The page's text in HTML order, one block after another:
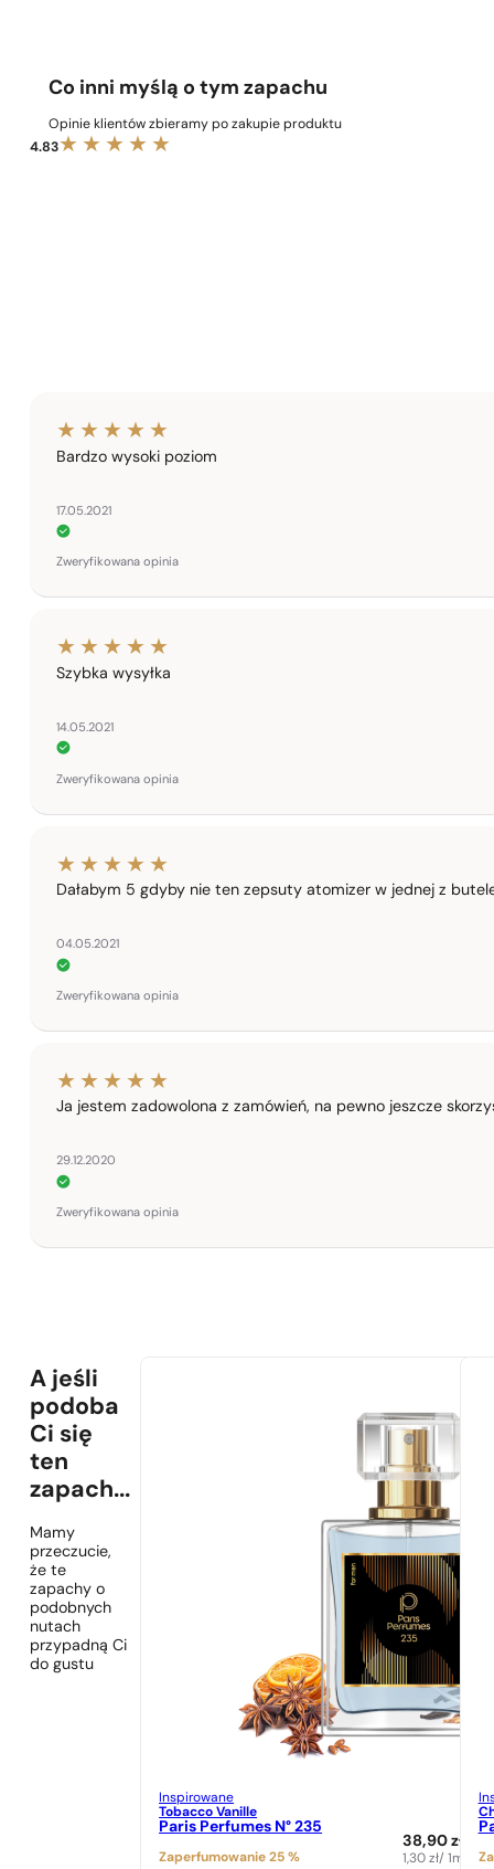
Co inni myślą o tym zapachu
Opinie klientów zbieramy po zakupie produktu
4.83
Bardzo wysoki poziom
17.05.2021
Zweryfikowana opinia
Szybka wysyłka
14.05.2021
Zweryfikowana opinia
Dałabym 5 gdyby nie ten zepsuty atomizer w jednej z
04.05.2021
Zweryfikowana opinia
Ja jestem zadowolona z zamówień, na pewno jeszcze
29.12.2020
Zweryfikowana opinia
A jeśli
podoba
Ci się
ten
zapach...
Mamy
przeczucie,
że te
zapachy o
podobnych
nutach
przypadną Ci
do gustu
Inspirowane
Tobacco Vanille
Paris Perfumes N° 235
Zaperfumowanie 25 %
38,90zł
1,30zł/ 1ml